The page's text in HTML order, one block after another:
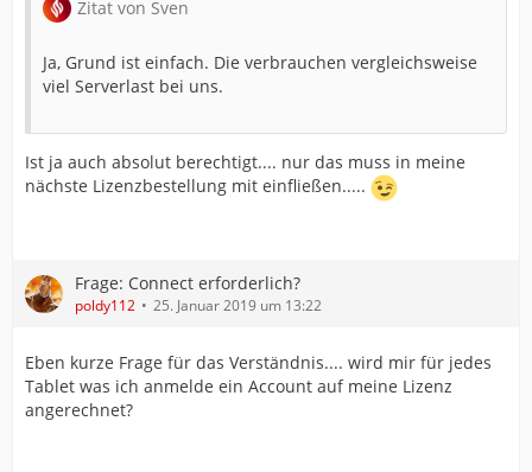
Zitat von Sven
Ja, Grund ist einfach. Die verbrauchen vergleichsweise
viel Serverlast bei uns.
Ist ja auch absolut berechtigt.... nur das muss in meine
nächste Lizenzbestellung mit einfließen.....
Frage: Connect erforderlich?
poldy112 25. Januar 2019 um 13:22
Eben kurze Frage für das Verständnis.... wird mir für jedes
Tablet was ich anmelde ein Account auf meine Lizenz
angerechnet?